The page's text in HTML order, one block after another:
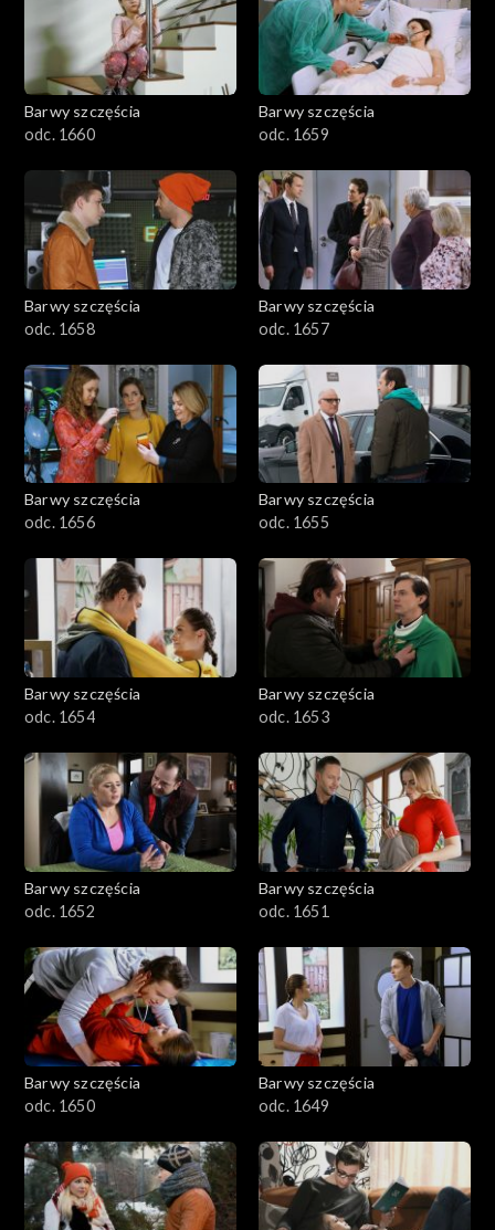
Barwy szczęścia
odc. 1660
Barwy szczęścia
odc. 1659
Barwy szczęścia
odc. 1658
Barwy szczęścia
odc. 1657
Barwy szczęścia
odc. 1656
Barwy szczęścia
odc. 1655
Barwy szczęścia
odc. 1654
Barwy szczęścia
odc. 1653
Barwy szczęścia
odc. 1652
Barwy szczęścia
odc. 1651
Barwy szczęścia
odc. 1650
Barwy szczęścia
odc. 1649